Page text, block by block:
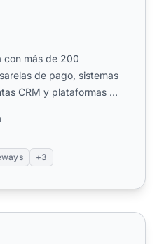
con más de 200
de pago, sistemas
CRM y plataformas de
+3